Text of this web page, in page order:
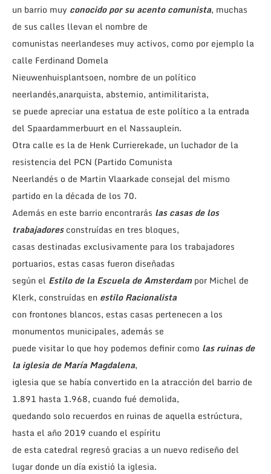
un barrio muy conocido por su acento comunista, muchas
de sus calles llevan el nombre de
comunistas neerlandeses muy activos, como por ejemplo la
calle Ferdinand Domela
Nieuwenhuisplantsoen, nombre de un político
neerlandés,anarquista, abstemio, antimilitarista,
se puede apreciar una estatua de este político a la entrada
del Spaardammerbuurt en el Nassauplein.
Otra calle es la de Henk Currierekade, un luchador de la
resistencia del PCN (Partido Comunista
Neerlandés o de Martin Vlaarkade consejal del mismo
partido en la década de los 70.
Además en este barrio encontrarás las casas de los
trabajadoresconstruídas en tres bloques,
casas destinadas exclusivamente para los trabajadores
portuarios, estas casas fueron diseñadas
según el Estilo de la Escuela de Amsterdampor Michel de
Klerk, construídas en estilo Racionalista
con frontones blancos, estas casas pertenecen a los
monumentos municipales, además se
puede visitar lo que hoy podemos definir como las ruinas de
la iglesia de María Magdalena,
iglesia que se había convertido en la atracción del barrio de
1.891 hasta 1.968, cuando fué demolida,
quedando solo recuerdos en ruinas de aquella estrúctura,
hasta el año 2019 cuando el espíritu
de esta catedral regresó gracias a un nuevo rediseño del
lugar donde un día existió la iglesia.